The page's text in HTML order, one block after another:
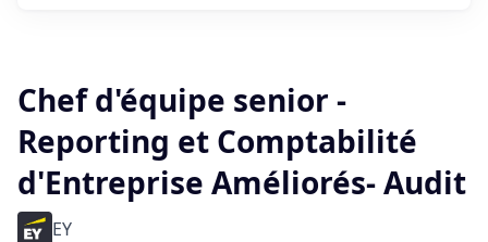
Chef d'équipe senior -
Reporting et Comptabilité
d'Entreprise Améliorés- Audit
EY